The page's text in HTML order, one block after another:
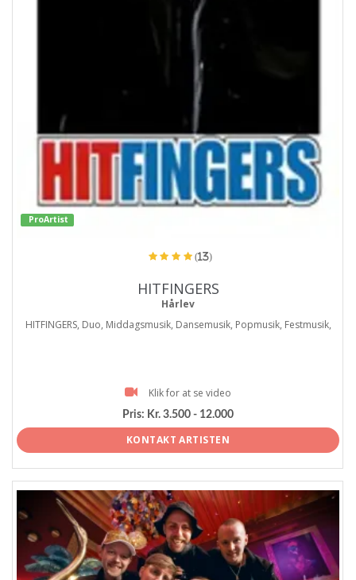
ProArtist
(13)
HITFINGERS
Hårlev
HITFINGERS, Duo, Middagsmusik, Dansemusik, Popmusik, Festmusik,
Klik for at se video
Pris: Kr. 3.500 - 12.000
KONTAKT ARTISTEN